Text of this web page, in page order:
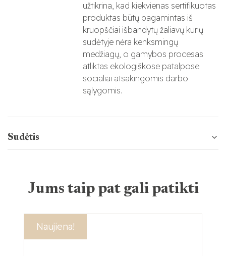
užtikrina, kad kiekvienas sertifikuotas
produktas būtų pagamintas iš
kruopščiai išbandytų žaliavų kurių
sudėtyje nėra kenksmingų
medžiagų, o gamybos procesas
atliktas ekologiškose patalpose
socialiai atsakingomis darbo
sąlygomis.
Sudėtis
Jums taip pat gali patikti
Akcija!
Naujiena!